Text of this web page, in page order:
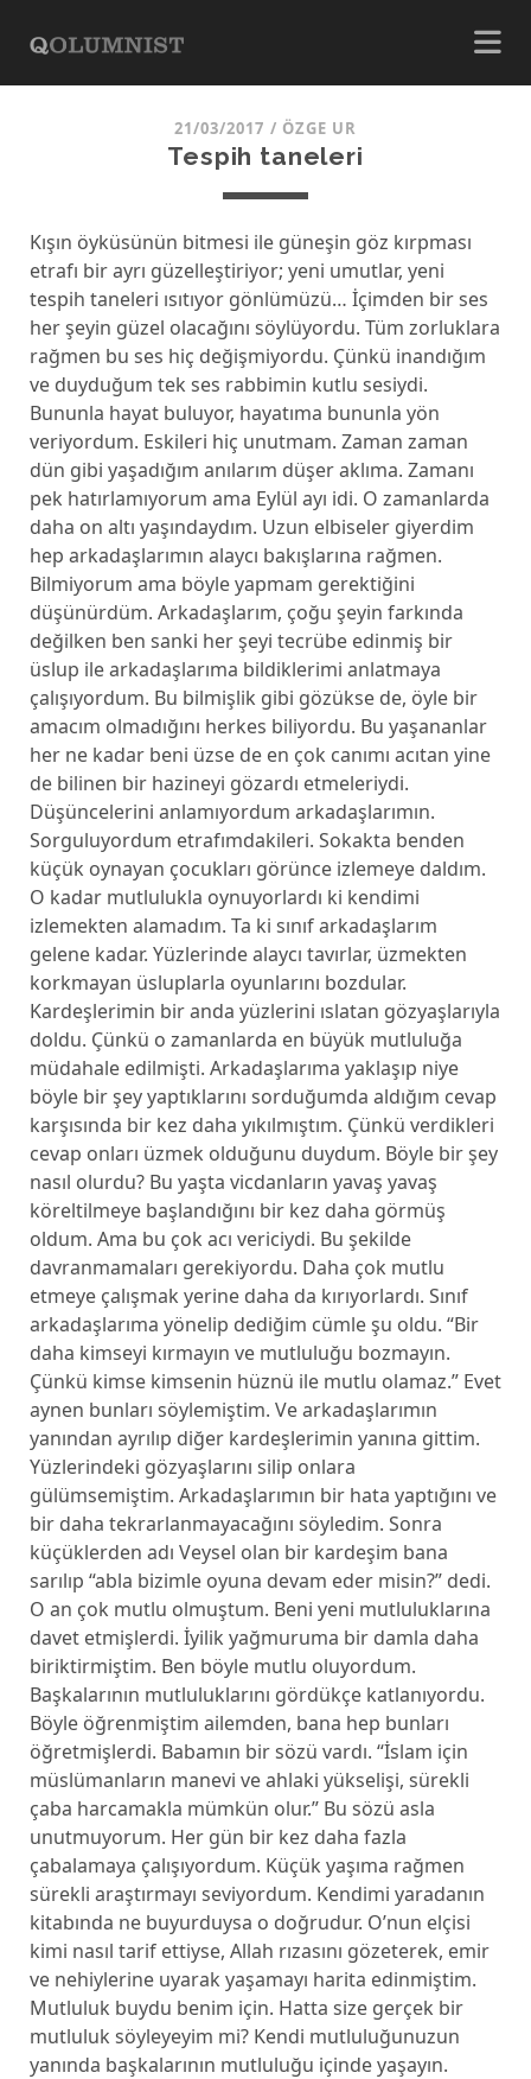
21/03/2017 / ÖZGE UR
Tespih taneleri
Kışın öyküsünün bitmesi ile güneşin göz kırpması
etrafı bir ayrı güzelleştiriyor; yeni umutlar, yeni
tespih taneleri ısıtıyor gönlümüzü… İçimden bir ses
her şeyin güzel olacağını söylüyordu. Tüm zorluklara
rağmen bu ses hiç değişmiyordu. Çünkü inandığım
ve duyduğum tek ses rabbimin kutlu sesiydi.
Bununla hayat buluyor, hayatıma bununla yön
veriyordum. Eskileri hiç unutmam. Zaman zaman
dün gibi yaşadığım anılarım düşer aklıma. Zamanı
pek hatırlamıyorum ama Eylül ayı idi. O zamanlarda
daha on altı yaşındaydım. Uzun elbiseler giyerdim
hep arkadaşlarımın alaycı bakışlarına rağmen.
Bilmiyorum ama böyle yapmam gerektiğini
düşünürdüm. Arkadaşlarım, çoğu şeyin farkında
değilken ben sanki her şeyi tecrübe edinmiş bir
üslup ile arkadaşlarıma bildiklerimi anlatmaya
çalışıyordum. Bu bilmişlik gibi gözükse de, öyle bir
amacım olmadığını herkes biliyordu. Bu yaşananlar
her ne kadar beni üzse de en çok canımı acıtan yine
de bilinen bir hazineyi gözardı etmeleriydi.
Düşüncelerini anlamıyordum arkadaşlarımın.
Sorguluyordum etrafımdakileri. Sokakta benden
küçük oynayan çocukları görünce izlemeye daldım.
O kadar mutlulukla oynuyorlardı ki kendimi
izlemekten alamadım. Ta ki sınıf arkadaşlarım
gelene kadar. Yüzlerinde alaycı tavırlar, üzmekten
korkmayan üsluplarla oyunlarını bozdular.
Kardeşlerimin bir anda yüzlerini ıslatan gözyaşlarıyla
doldu. Çünkü o zamanlarda en büyük mutluluğa
müdahale edilmişti. Arkadaşlarıma yaklaşıp niye
böyle bir şey yaptıklarını sorduğumda aldığım cevap
karşısında bir kez daha yıkılmıştım. Çünkü verdikleri
cevap onları üzmek olduğunu duydum. Böyle bir şey
nasıl olurdu? Bu yaşta vicdanların yavaş yavaş
köreltilmeye başlandığını bir kez daha görmüş
oldum. Ama bu çok acı vericiydi. Bu şekilde
davranmamaları gerekiyordu. Daha çok mutlu
etmeye çalışmak yerine daha da kırıyorlardı. Sınıf
arkadaşlarıma yönelip dediğim cümle şu oldu. “Bir
daha kimseyi kırmayın ve mutluluğu bozmayın.
Çünkü kimse kimsenin hüznü ile mutlu olamaz.” Evet
aynen bunları söylemiştim. Ve arkadaşlarımın
yanından ayrılıp diğer kardeşlerimin yanına gittim.
Yüzlerindeki gözyaşlarını silip onlara
gülümsemiştim. Arkadaşlarımın bir hata yaptığını ve
bir daha tekrarlanmayacağını söyledim. Sonra
küçüklerden adı Veysel olan bir kardeşim bana
sarılıp “abla bizimle oyuna devam eder misin?” dedi.
O an çok mutlu olmuştum. Beni yeni mutluluklarına
davet etmişlerdi. İyilik yağmuruma bir damla daha
biriktirmiştim. Ben böyle mutlu oluyordum.
Başkalarının mutluluklarını gördükçe katlanıyordu.
Böyle öğrenmiştim ailemden, bana hep bunları
öğretmişlerdi. Babamın bir sözü vardı. “İslam için
müslümanların manevi ve ahlaki yükselişi, sürekli
çaba harcamakla mümkün olur.” Bu sözü asla
unutmuyorum. Her gün bir kez daha fazla
çabalamaya çalışıyordum. Küçük yaşıma rağmen
sürekli araştırmayı seviyordum. Kendimi yaradanın
kitabında ne buyurduysa o doğrudur. O’nun elçisi
kimi nasıl tarif ettiyse, Allah rızasını gözeterek, emir
ve nehiylerine uyarak yaşamayı harita edinmiştim.
Mutluluk buydu benim için. Hatta size gerçek bir
mutluluk söyleyeyim mi? Kendi mutluluğunuzun
yanında başkalarının mutluluğu içinde yaşayın.